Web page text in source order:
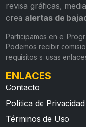
revisa gráficas,
crea alertas de
Participamos en el
Podemos recibir
requisitos si usas
ENLACES
Contacto
Política de Privacidad
Términos de Uso